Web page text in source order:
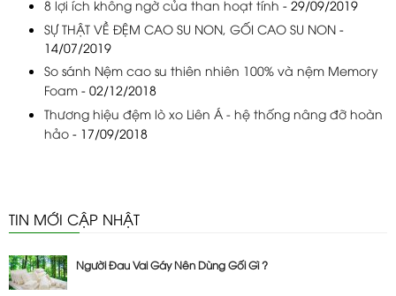
8 lợi ích không ngờ của than hoạt tính - 29/09/2019
SỰ THẬT VỀ ĐỆM CAO SU NON, GỐI CAO SU NON -
14/07/2019
So sánh Nệm cao su thiên nhiên 100% và nệm Memory
Foam - 02/12/2018
Thương hiệu đệm lò xo Liên Á - hệ thống nâng đỡ hoàn
hảo - 17/09/2018
TIN MỚI CẬP NHẬT
Người Đau Vai Gáy Nên Dùng Gối Gì ?